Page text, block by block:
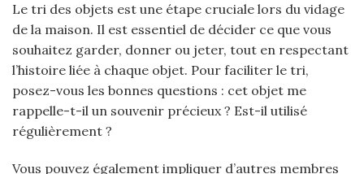
Le tri des objets est une étape cruciale lors du vidage
de la maison. Il est essentiel de décider ce que vous
souhaitez garder, donner ou jeter, tout en respectant
l’histoire liée à chaque objet. Pour faciliter le tri,
posez-vous les bonnes questions : cet objet me
rappelle-t-il un souvenir précieux ? Est-il utilisé
régulièrement ?
Vous pouvez également impliquer d’autres membres